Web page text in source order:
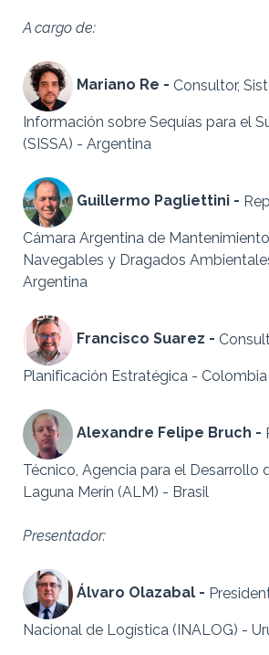
A cargo de:
Mariano Re - Consultor,
Información sobre Sequías para el
(SISSA) - Argentina
Guillermo Pagliettini -
Cámara Argentina de
Navegables y Dragados
Argentina
Francisco Suarez -
Planificación Estratégica - Colombia
Alexandre Felipe Bruch -
Técnico, Agencia para el Desarrollo
Laguna Merín (ALM) - Brasil
Presentador:
Álvaro Olazabal -
Nacional de Logística (INALOG) -